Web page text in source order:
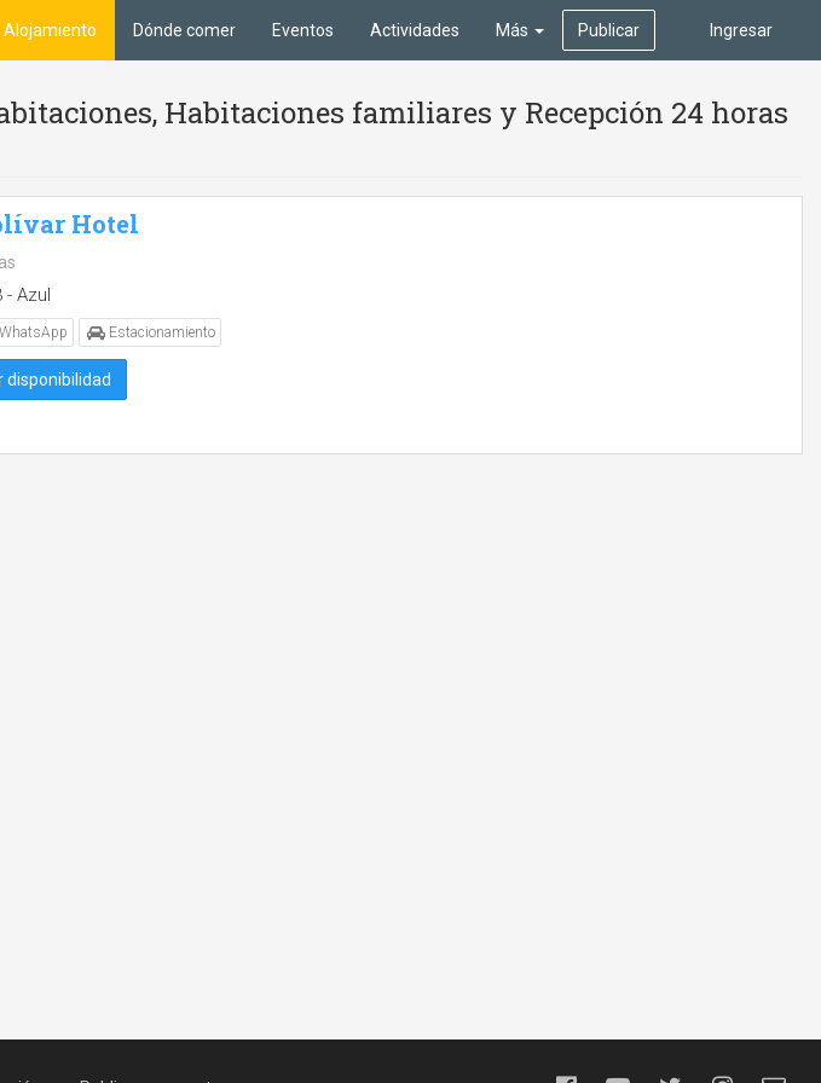
Ingresar
Alojamiento Dónde comer Eventos Actividades Más Publicar
Habitaciones familiares y Recepción 24 horas
Hotel
- Azul
WhatsApp Estacionamiento
disponibilidad